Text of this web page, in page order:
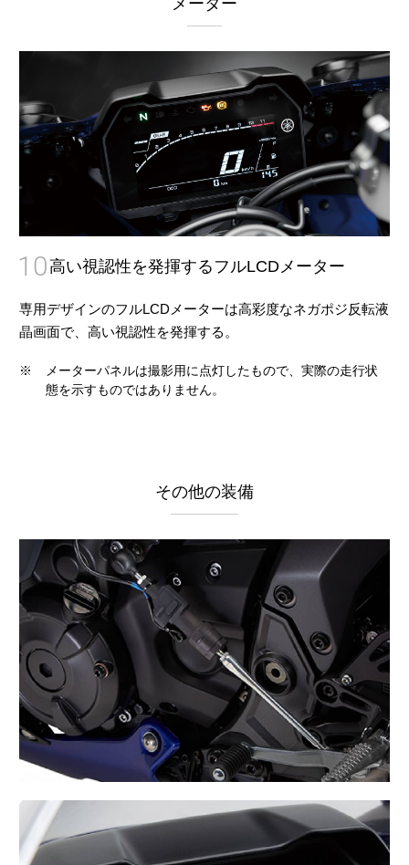
10高い視認性を発揮するフルLCDメーター
専用デザインのフルLCDメーターは高彩度なネガポジ反転液
晶画面で、高い視認性を発揮する。
※
メーターパネルは撮影用に点灯したもので、実際の走行状
態を示すものではありません。
その他の装備